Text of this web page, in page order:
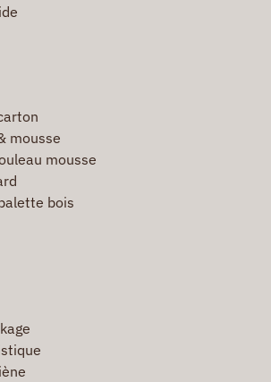
mousse
mousse
bois